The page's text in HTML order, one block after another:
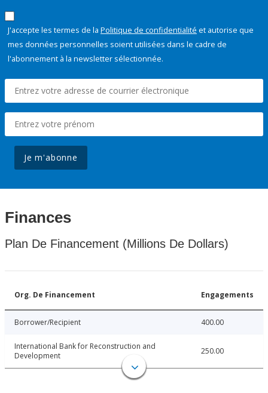
J'accepte les termes de la Politique de confidentialité et autorise que
mes données personnelles soient utilisées dans le cadre de
l'abonnement à la newsletter sélectionnée.
Je m'abonne
Finances
Plan De Financement (Millions De Dollars)
Org. De Financement Engagements
Borrower/Recipient 400.00
International Bank for Reconstruction and
Development
250.00